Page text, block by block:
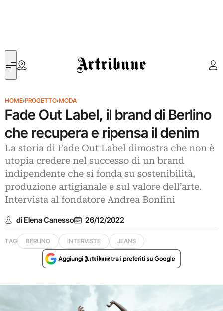
Artribune
HOME›PROGETTO›MODA
Fade Out Label, il brand di Berlino
che recupera e ripensa il denim
La storia di Fade Out Label dimostra che non è
utopia credere nel successo di un brand
indipendente che si fonda su sostenibilità,
produzione artigianale e sul valore dell’arte.
Intervista al fondatore Andrea Bonfini
di Elena Canesso 26/12/2022
TAG BERLINO INTERVISTE JEANS